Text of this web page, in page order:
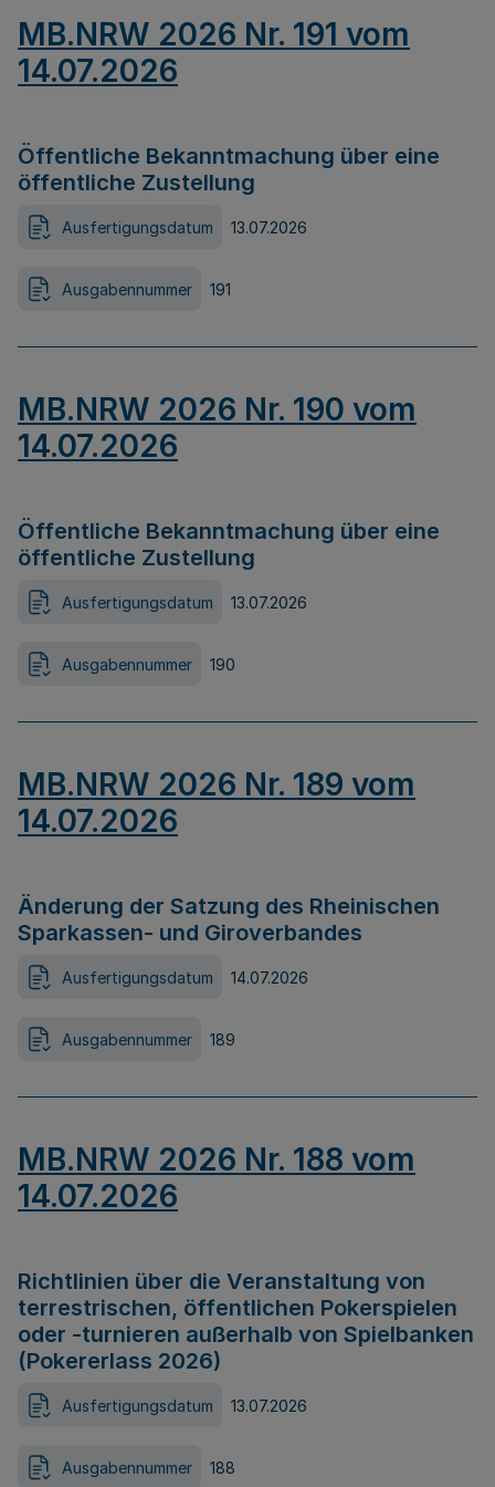
MB.NRW 2026 Nr. 191 vom
14.07.2026
Öffentliche Bekanntmachung über eine
öffentliche Zustellung
Ausfertigungsdatum 13.07.2026
Ausgabennummer 191
MB.NRW 2026 Nr. 190 vom
14.07.2026
Öffentliche Bekanntmachung über eine
öffentliche Zustellung
Ausfertigungsdatum 13.07.2026
Ausgabennummer 190
MB.NRW 2026 Nr. 189 vom
14.07.2026
Änderung der Satzung des Rheinischen
Sparkassen- und Giroverbandes
Ausfertigungsdatum 14.07.2026
Ausgabennummer 189
MB.NRW 2026 Nr. 188 vom
14.07.2026
Richtlinien über die Veranstaltung von
terrestrischen, öffentlichen Pokerspielen
oder -turnieren außerhalb von Spielbanken
(Pokererlass 2026)
Ausfertigungsdatum 13.07.2026
Ausgabennummer 188